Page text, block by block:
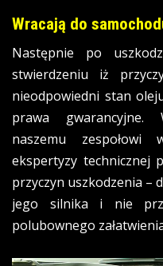
Wracają do
Następnie po
stwierdzeniu iż
nieodpowiedni stan
prawa gwarancyjne.
naszemu zespołowi
ekspertyzy technicznej
przyczyn uszkodzenia –
jego silnika i nie
polubownego